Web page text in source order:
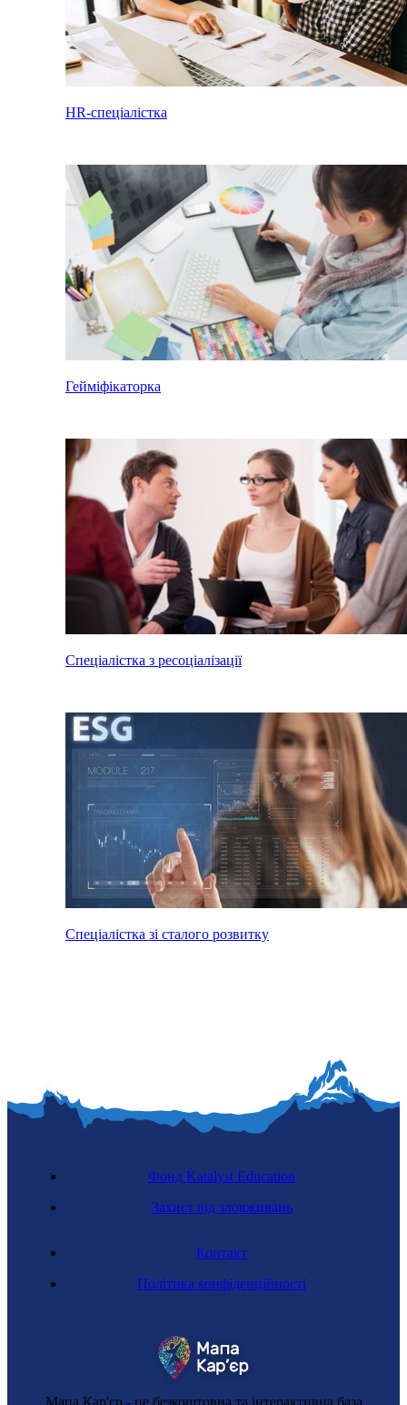
HR-спеціалістка
Гейміфікаторка
Спеціалістка з ресоціалізації
Спеціалістка зі сталого розвитку
Мапа Кар'єр - це безкоштовна та інтерактивна база
Контакт
Політика конфіденційності
Фонд Katalyst Education
Захист від зловживань